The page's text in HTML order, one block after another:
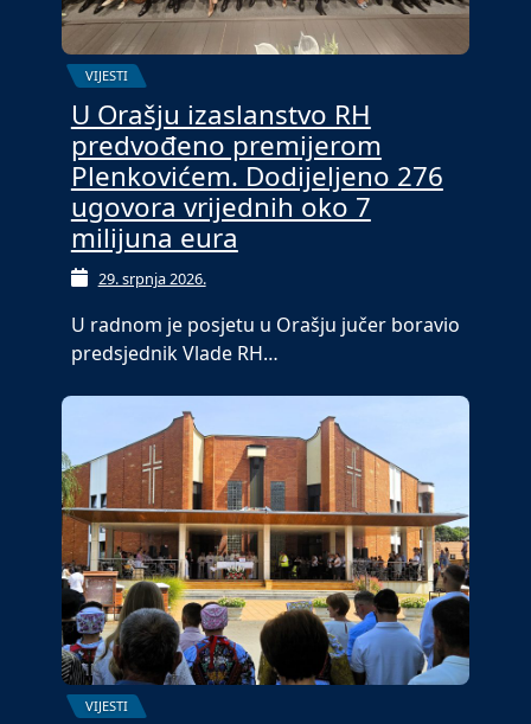
VIJESTI
U Orašju izaslanstvo RH
predvođeno premijerom
Plenkovićem. Dodijeljeno 276
ugovora vrijednih oko 7
milijuna eura
29. srpnja 2026.
U radnom je posjetu u Orašju jučer boravio
predsjednik Vlade RH…
VIJESTI